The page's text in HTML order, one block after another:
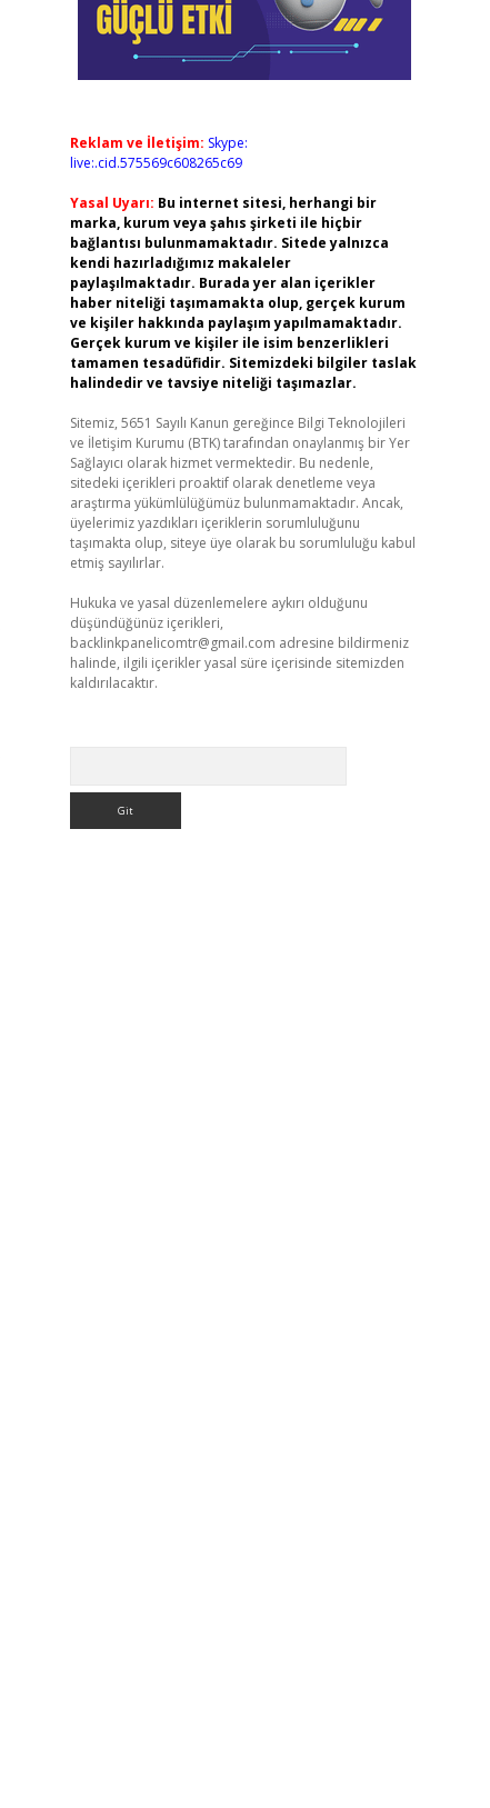
Reklam ve İletişim: Skype:
live:.cid.575569c608265c69
Yasal Uyarı: Bu internet sitesi, herhangi bir
marka, kurum veya şahıs şirketi ile hiçbir
bağlantısı bulunmamaktadır. Sitede yalnızca
kendi hazırladığımız makaleler
paylaşılmaktadır. Burada yer alan içerikler
haber niteliği taşımamakta olup, gerçek kurum
ve kişiler hakkında paylaşım yapılmamaktadır.
Gerçek kurum ve kişiler ile isim benzerlikleri
tamamen tesadüfidir. Sitemizdeki bilgiler taslak
halindedir ve tavsiye niteliği taşımazlar.
Sitemiz, 5651 Sayılı Kanun gereğince Bilgi Teknolojileri
ve İletişim Kurumu (BTK) tarafından onaylanmış bir Yer
Sağlayıcı olarak hizmet vermektedir. Bu nedenle,
sitedeki içerikleri proaktif olarak denetleme veya
araştırma yükümlülüğümüz bulunmamaktadır. Ancak,
üyelerimiz yazdıkları içeriklerin sorumluluğunu
taşımakta olup, siteye üye olarak bu sorumluluğu kabul
etmiş sayılırlar.
Hukuka ve yasal düzenlemelere aykırı olduğunu
düşündüğünüz içerikleri,
backlinkpanelicomtr@gmail.com adresine bildirmeniz
halinde, ilgili içerikler yasal süre içerisinde sitemizden
kaldırılacaktır.